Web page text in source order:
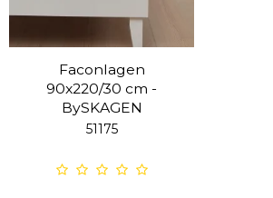
Faconlagen
90x220/30 cm -
BySKAGEN
51175